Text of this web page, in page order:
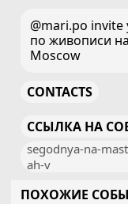
@mari.po invite
по живописи
Moscow
CONTACTS
ССЫЛКА НА
segodnya-na-
ah-v
ПОХОЖИЕ